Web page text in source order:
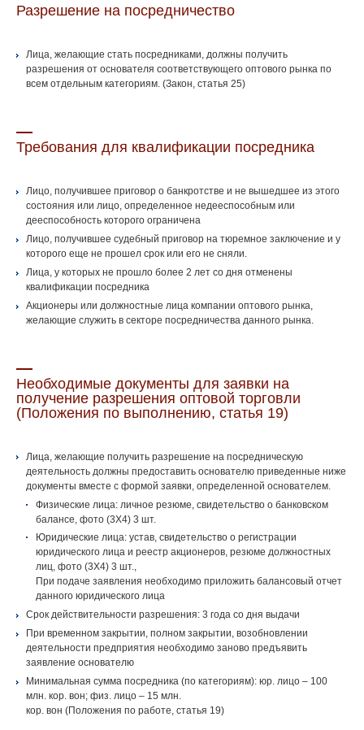
Разрешение на посредничество
Лица, желающие стать посредниками, должны получить
разрешения от основателя соответствующего оптового рынка по
всем отдельным категориям. (Закон, статья 25)
Требования для квалификации посредника
Лицо, получившее приговор о банкротстве и не вышедшее из этого
состояния или лицо, определенное недееспособным или
дееспособность которого ограничена
Лицо, получившее судебный приговор на тюремное заключение и у
которого еще не прошел срок или его не сняли.
Лица, у которых не прошло более 2 лет со дня отменены
квалификации посредника
Акционеры или должностные лица компании оптового рынка,
желающие служить в секторе посредничества данного рынка.
Необходимые документы для заявки на
получение разрешения оптовой торговли
(Положения по выполнению, статья 19)
Лица, желающие получить разрешение на посредническую
деятельность должны предоставить основателю приведенные ниже
документы вместе с формой заявки, определенной основателем.
Физические лица: личное резюме, свидетельство о банковском
балансе, фото (3Х4) 3 шт.
Юридические лица: устав, свидетельство о регистрации
юридического лица и реестр акционеров, резюме должностных
лиц, фото (3Х4) 3 шт.,
При подаче заявления необходимо приложить балансовый отчет
данного юридического лица
Срок действительности разрешения: 3 года со дня выдачи
При временном закрытии, полном закрытии, возобновлении
деятельности предприятия необходимо заново предъявить
заявление основателю
Минимальная сумма посредника (по категориям): юр. лицо – 100
млн. кор. вон; физ. лицо – 15 млн.
кор. вон (Положения по работе, статья 19)